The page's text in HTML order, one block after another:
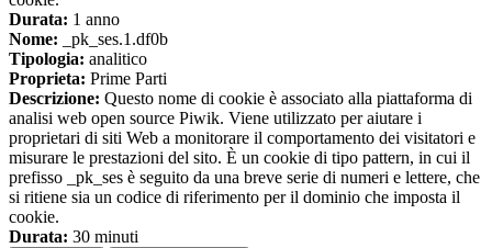
Durata: 1 anno
Nome: _pk_ses.1.df0b
Tipologia: analitico
Proprieta: Prime Parti
Descrizione: Questo nome di cookie è associato alla piattaforma di
analisi web open source Piwik. Viene utilizzato per aiutare i
proprietari di siti Web a monitorare il comportamento dei visitatori e
misurare le prestazioni del sito. È un cookie di tipo pattern, in cui il
prefisso _pk_ses è seguito da una breve serie di numeri e lettere, che
si ritiene sia un codice di riferimento per il dominio che imposta il
cookie.
Durata: 30 minuti